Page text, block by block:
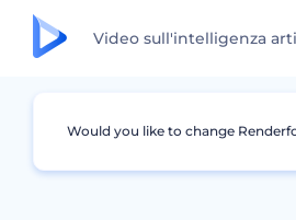
Video sull'intelligenza
Grafica Storia
Would you like to change